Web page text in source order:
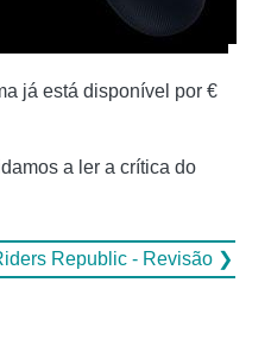
já está disponível por €
a ler a crítica do
Republic - Revisão ❯